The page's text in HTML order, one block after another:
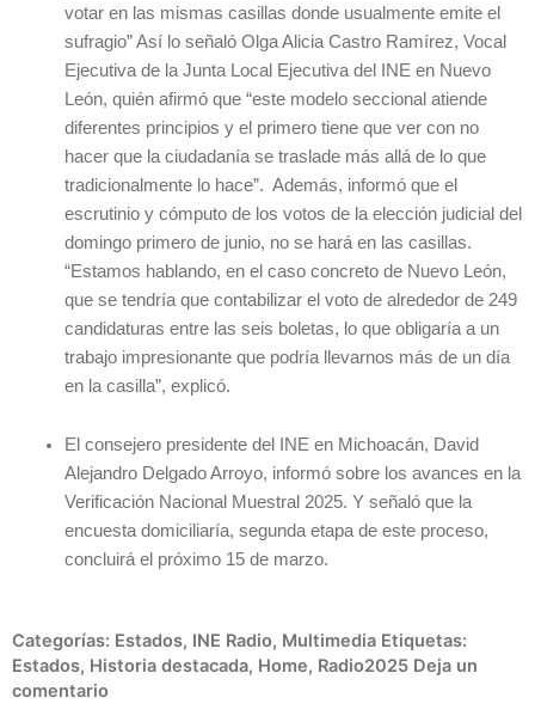
votar en las mismas casillas donde usualmente emite el
sufragio” Así lo señaló Olga Alicia Castro Ramírez, Vocal
Ejecutiva de la Junta Local Ejecutiva del INE en Nuevo
León, quién afirmó que “este modelo seccional atiende
diferentes principios y el primero tiene que ver con no
hacer que la ciudadanía se traslade más allá de lo que
tradicionalmente lo hace”. Además, informó que el
escrutinio y cómputo de los votos de la elección judicial del
domingo primero de junio, no se hará en las casillas.
“Estamos hablando, en el caso concreto de Nuevo León,
que se tendría que contabilizar el voto de alrededor de 249
candidaturas entre las seis boletas, lo que obligaría a un
trabajo impresionante que podría llevarnos más de un día
en la casilla”, explicó.
El consejero presidente del INE en Michoacán, David
Alejandro Delgado Arroyo, informó sobre los avances en la
Verificación Nacional Muestral 2025. Y señaló que la
encuesta domiciliaría, segunda etapa de este proceso,
concluirá el próximo 15 de marzo.
Categorías: Estados, INE Radio, Multimedia Etiquetas:
Estados, Historia destacada, Home, Radio2025 Deja un
comentario